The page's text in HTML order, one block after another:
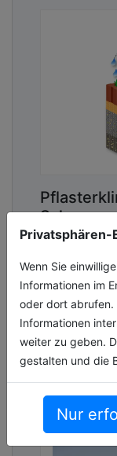
Privatsphären-
Wenn Sie
Informationen im
oder dort abrufen.
Informationen
weiter zu geben.
gestalten und die
Nur
Freiflächen.
We[...]
08.07.2026,
hochtiefbau